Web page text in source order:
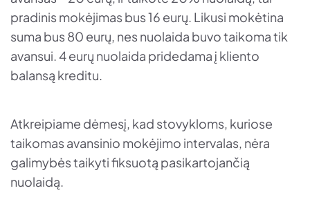
pradinis mokėjimas bus 16 eurų. Likusi mokėtina
suma bus 80 eurų, nes nuolaida buvo taikoma tik
avansui. 4 eurų nuolaida pridedama į kliento
balansą kreditu.
Atkreipiame dėmesį, kad stovykloms, kuriose
taikomas avansinio mokėjimo intervalas, nėra
galimybės taikyti fiksuotą pasikartojančią
nuolaidą.